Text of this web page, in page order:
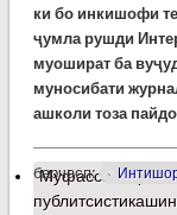
ки бо инкишофи
ҷумла рушди
муошират ба
муносибати
ашколи тоза
барчасп:
Муфассалтаро